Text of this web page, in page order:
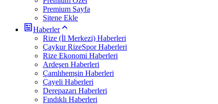
Premium Sayfa
Sitene Ekle
Haberler
Rize (İl Merkezi) Haberleri
Çaykur RizeSpor Haberleri
Rize Ekonomi Haberleri
Ardeşen Haberleri
Çamlıhemşin Haberleri
Çayeli Haberleri
Derepazarı Haberleri
Fındıklı Haberleri